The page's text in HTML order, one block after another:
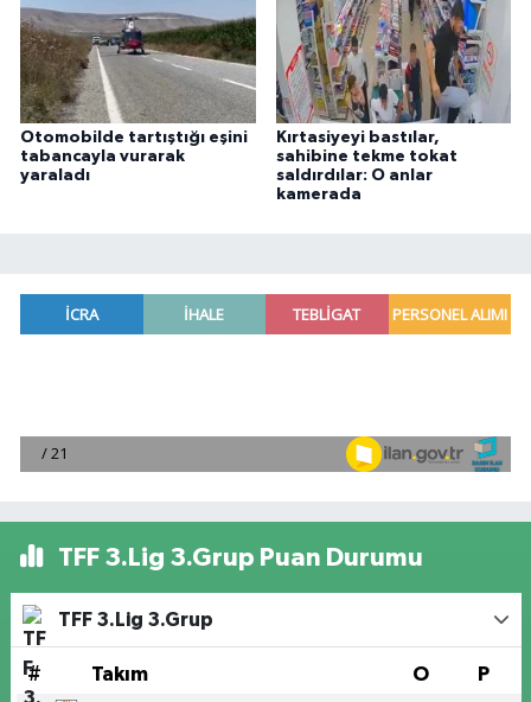
Otomobilde tartıştığı eşini
tabancayla vurarak
yaraladı
Kırtasiyeyi bastılar,
sahibine tekme tokat
saldırdılar: O anlar
kamerada
TFF 3.Lig 3.Grup Puan Durumu
TFF 3.Lig 3.Grup
# Takım O P